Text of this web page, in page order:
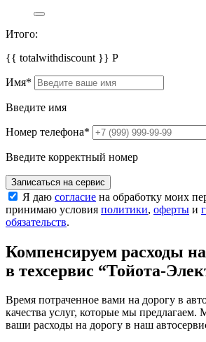
Итого:
{{ totalwithdiscount }} Р
Имя*
Введите имя
Номер телефона*
Введите корректный номер
Записаться на сервис
Я даю согласие на обработку моих
принимаю условия политики, оферты и
обязательств.
Компенсируем расходы
в техсервис “Тойота-
Время потраченное вами на дорогу в
качества услуг, которые мы
ваши расходы на дорогу в наш